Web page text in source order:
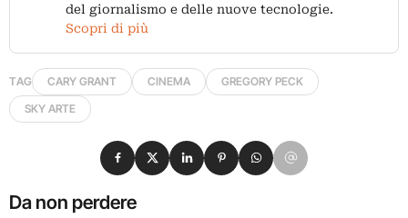
del giornalismo e delle nuove tecnologie.
Scopri di più
TAG CARY GRANT CINEMA
GREGORY PECK
SKY ARTE
Da non perdere
Condividi su Facebook
Condividi su X
Condividi su LinkedIn
Condividi su Pinterest
Condividi su WhatsApp
Condividi su Email